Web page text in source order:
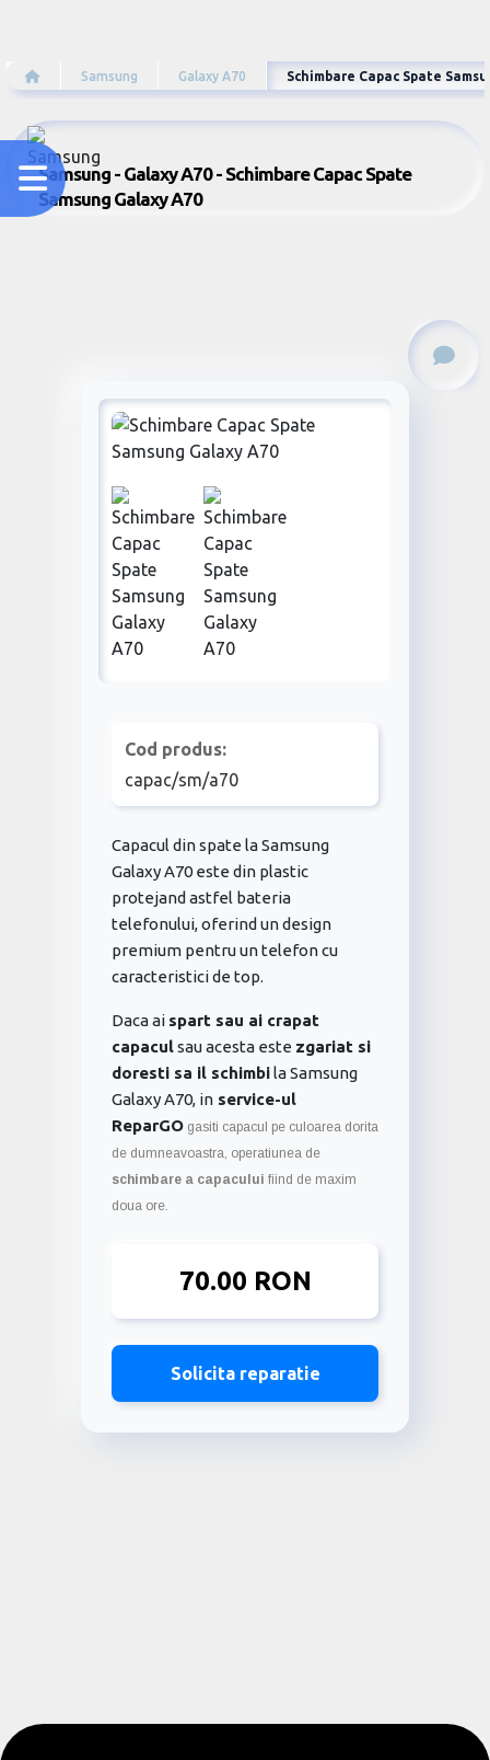
Samsung Galaxy A70 Schimbare Capac Spate
Samsung - Galaxy A70 - Schimbare Capac Spate
Samsung Galaxy A70
Cod produs:
capac/sm/a70
Capacul din spate la Samsung
Galaxy A70 este din plastic
protejand astfel bateria
telefonului, oferind un design
premium pentru un telefon cu
caracteristici de top.
Daca ai spart sau ai crapat
capaculsau acesta este zgariat si
doresti sa il schimbila Samsung
Galaxy A70, in service-ul
ReparGO gasiti capacul pe culoarea dorita
de dumneavoastra, operatiunea de
schimbare a capacului fiind de maxim
doua ore.
70.00 RON
Solicita reparatie